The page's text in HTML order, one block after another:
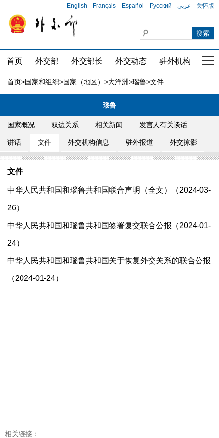
English Français Español Русский عربي 关怀版
首页 外交部 外交部长 外交动态 驻外机构 国
首页>国家和组织>国家（地区） >大洋洲>瑙鲁>文件
瑙鲁
国家概况 双边关系 相关新闻 发言人有关谈话
讲话 文件 外交机构信息 驻外报道 外交掠影
文件
中华人民共和国和瑙鲁共和国联合声明（全文）（2024-03-
26）
中华人民共和国和瑙鲁共和国签署复交联合公报（2024-01-
24）
中华人民共和国和瑙鲁共和国关于恢复外交关系的联合公报
（2024-01-24）
相关链接：